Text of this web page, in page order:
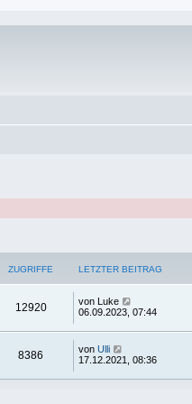
ZUGRIFFE LETZTER BEITRAG
12920 von Luke
06.09.2023, 07:44
8386 von Ulli
17.12.2021, 08:36